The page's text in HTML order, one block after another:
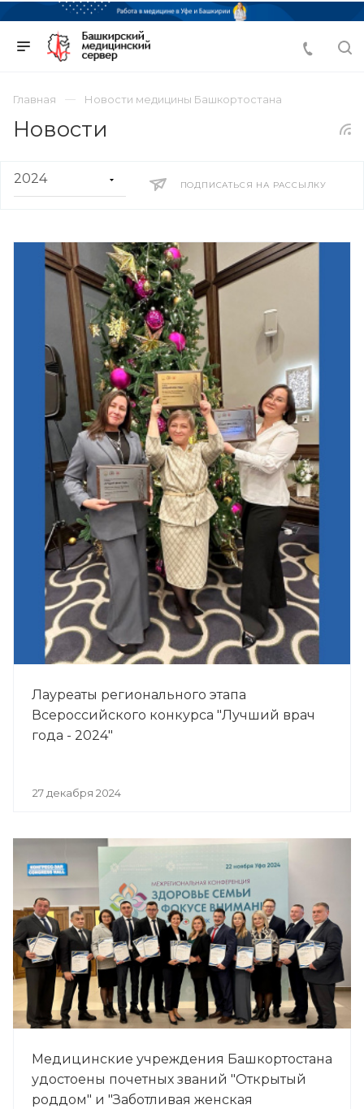
Главная Новости медицины Башкортостана
Новости
ПОДПИСАТЬСЯ НА РАССЫЛКУ
Лауреаты регионального этапа
Всероссийского конкурса "Лучший врач
года - 2024"
27 декабря 2024
Медицинские учреждения Башкортостана
удостоены почетных званий "Открытый
роддом" и "Заботливая женская